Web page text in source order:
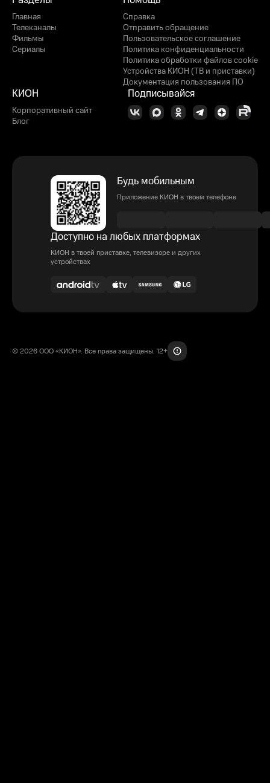
Главная
Телеканалы
Фильмы
Сериалы
Справка
Отправить обращение
Пользовательское соглашение
Политика конфиденциальности
Политика обработки файлов cookie
Устройства КИОН (ТВ и приставки)
Документация пользования ПО
КИОН
Корпоративный сайт
Блог
Подписывайся
Будь мобильным
Приложение КИОН в твоем телефоне
Доступно на любых платформах
КИОН в твоей приставке, телевизоре и других
устройствах
© 2026 ООО «КИОН». Все права защищены. 12+